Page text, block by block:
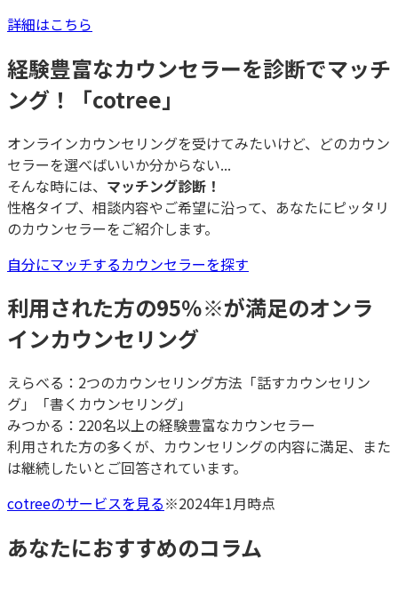
詳細はこちら
経験豊富なカウンセラーを診断でマッチ
ング！「cotree」
オンラインカウンセリングを受けてみたいけど、どのカウン
セラーを選べばいいか分からない...
そんな時には、 マッチング診断！
性格タイプ、相談内容やご希望に沿って、あなたにピッタリ
のカウンセラーをご紹介します。
自分にマッチするカウンセラーを探す
利用された方の95％※が満足のオンラ
インカウンセリング
えらべる：2つのカウンセリング方法「話すカウンセリン
グ」「書くカウンセリング」
みつかる：220名以上の経験豊富なカウンセラー
利用された方の多くが、カウンセリングの内容に満足、また
は継続したいとご回答されています。
cotreeのサービスを見る※2024年1月時点
あなたにおすすめのコラム